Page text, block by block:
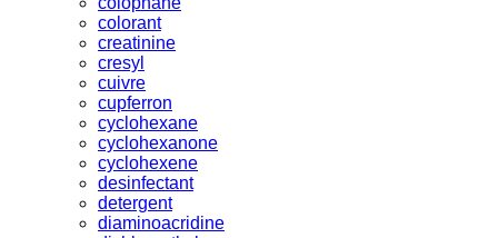
colorant
creatinine
cresyl
cuivre
cupferron
cyclohexane
cyclohexanone
cyclohexene
desinfectant
detergent
diaminoacridine